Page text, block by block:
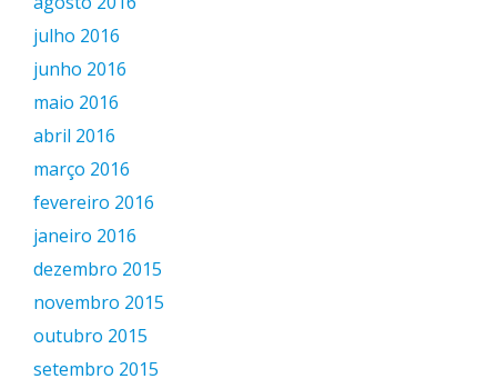
julho 2016
junho 2016
maio 2016
abril 2016
março 2016
fevereiro 2016
janeiro 2016
dezembro 2015
novembro 2015
outubro 2015
setembro 2015